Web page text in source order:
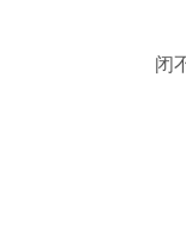
闭